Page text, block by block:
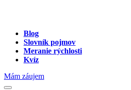
Blog
Slovník pojmov
Meranie rýchlosti
Kvíz
Mám záujem